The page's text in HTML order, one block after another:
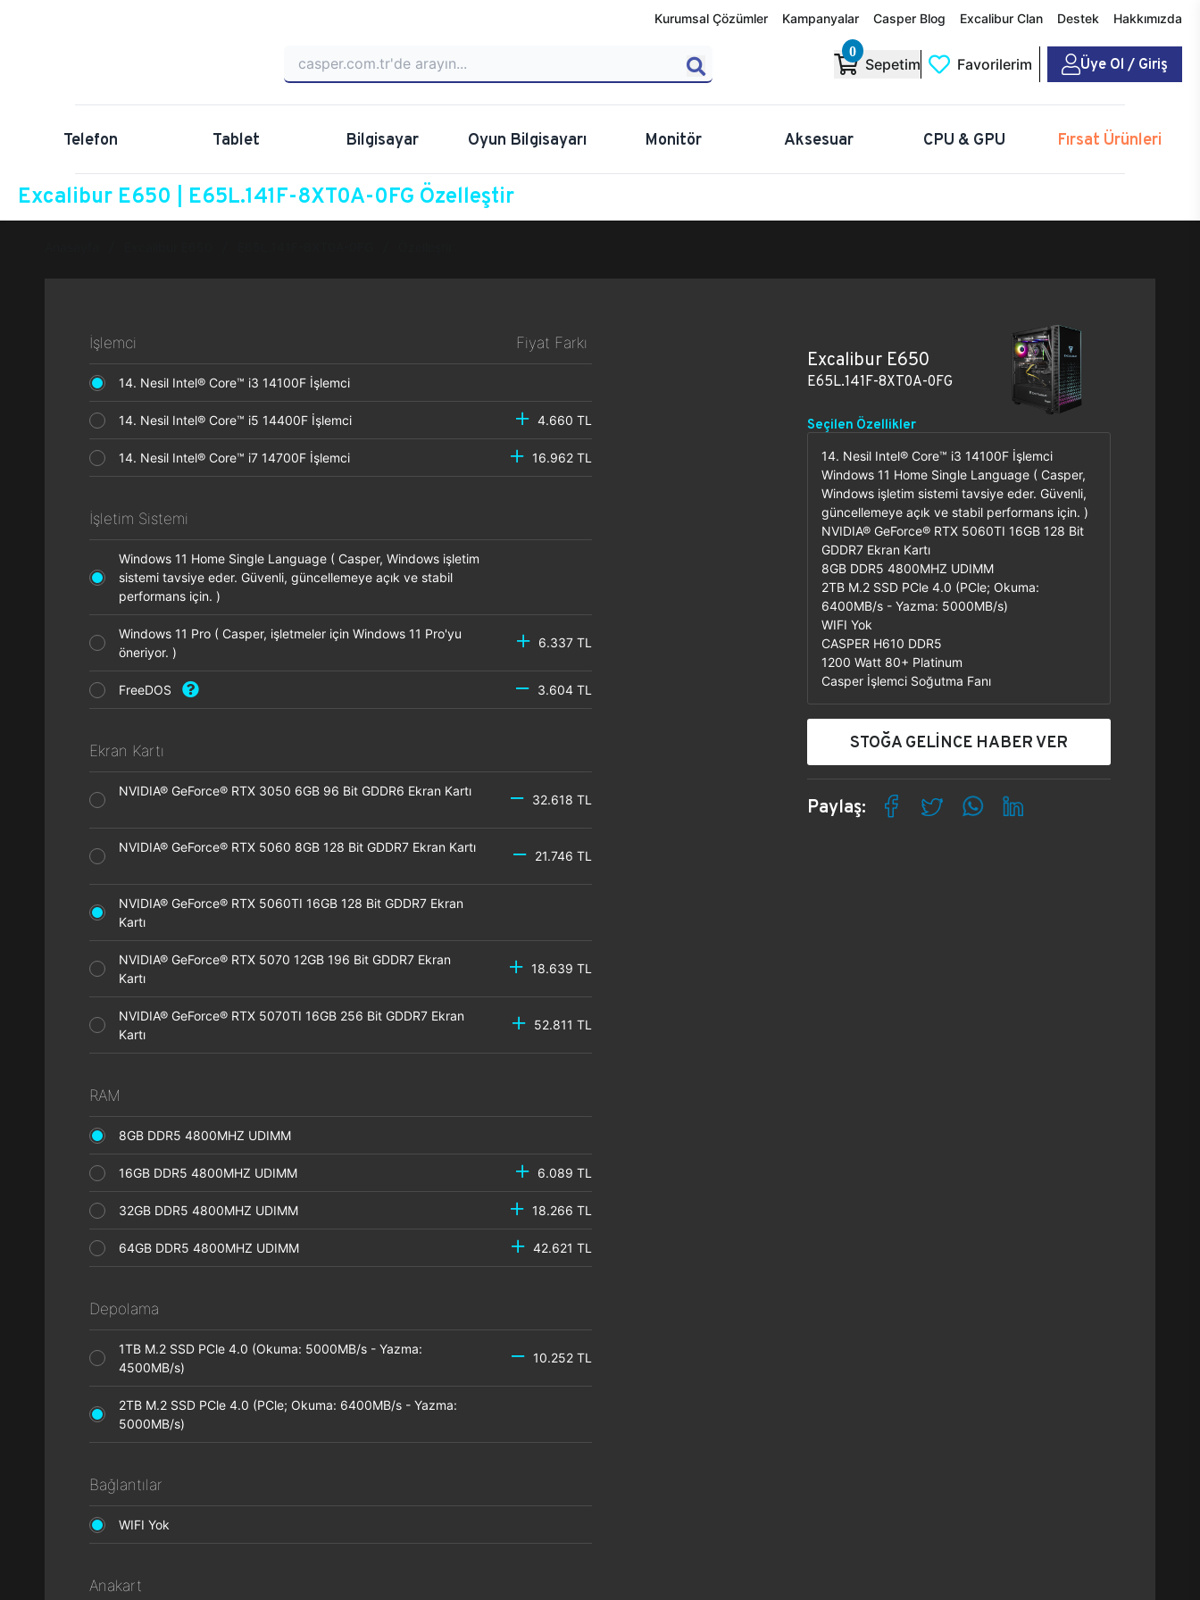
Kurumsal Çözümler Kampanyalar Casper Blog Excalibur Clan Destek Hakkımızda
0
Sepetim Favorilerim Üye Ol / Giriş
Telefon Tablet Bilgisayar Oyun Bilgisayarı Monitör Aksesuar CPU & GPU Fırsat Ürünleri
Excalibur E650 | E65L.141F-8XT0A-0FG Özelleştir
İşlemci Fiyat Farkı
14. Nesil Intel® Core™ i3 14100F İşlemci
14. Nesil Intel® Core™ i5 14400F İşlemci 4.660 TL
14. Nesil Intel® Core™ i7 14700F İşlemci 16.962 TL
İşletim Sistemi
Windows 11 Home Single Language ( Casper, Windows işletim
sistemi tavsiye eder. Güvenli, güncellemeye açık ve stabil
performans için. )
Windows 11 Pro ( Casper, işletmeler için Windows 11 Pro'yu
öneriyor. )
6.337 TL
FreeDOS 3.604 TL
Ekran Kartı
NVIDIA® GeForce® RTX 3050 6GB 96 Bit GDDR6 Ekran Kartı
32.618 TL
NVIDIA® GeForce® RTX 5060 8GB 128 Bit GDDR7 Ekran Kartı
21.746 TL
NVIDIA® GeForce® RTX 5060TI 16GB 128 Bit GDDR7 Ekran
Kartı
NVIDIA® GeForce® RTX 5070 12GB 196 Bit GDDR7 Ekran
Kartı
18.639 TL
NVIDIA® GeForce® RTX 5070TI 16GB 256 Bit GDDR7 Ekran
Kartı
52.811 TL
RAM
8GB DDR5 4800MHZ UDIMM
16GB DDR5 4800MHZ UDIMM 6.089 TL
32GB DDR5 4800MHZ UDIMM 18.266 TL
64GB DDR5 4800MHZ UDIMM 42.621 TL
Depolama
1TB M.2 SSD PCle 4.0 (Okuma: 5000MB/s - Yazma:
4500MB/s)
10.252 TL
2TB M.2 SSD PCle 4.0 (PCle; Okuma: 6400MB/s - Yazma:
5000MB/s)
Bağlantılar
WIFI Yok
Anakart
Excalibur E650
E65L.141F-8XT0A-0FG
Seçilen Özellikler
14. Nesil Intel® Core™ i3 14100F İşlemci
Windows 11 Home Single Language ( Casper,
Windows işletim sistemi tavsiye eder. Güvenli,
güncellemeye açık ve stabil performans için. )
NVIDIA® GeForce® RTX 5060TI 16GB 128 Bit
GDDR7 Ekran Kartı
8GB DDR5 4800MHZ UDIMM
2TB M.2 SSD PCle 4.0 (PCle; Okuma:
6400MB/s - Yazma: 5000MB/s)
WIFI Yok
CASPER H610 DDR5
1200 Watt 80+ Platinum
Casper İşlemci Soğutma Fanı
STOĞA GELİNCE HABER VER
Paylaş: